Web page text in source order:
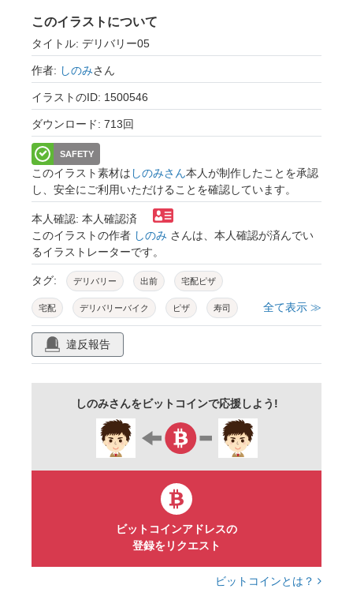
このイラストについて
タイトル: デリバリー05
作者: しのみさん
イラストのID: 1500546
ダウンロード: 713回
SAFETY
このイラスト素材は しのみさん本人が制作したことを承認
し、安全にご利用いただけることを確認しています。
本人確認: 本人確認済
このイラストの作者 しのみ さんは、本人確認が済んでい
るイラストレーターです。
タグ: デリバリー 出前 宅配ピザ
宅配 デリバリーバイク ピザ 寿司
かつ丼 丼物
仕出し ハンバーグ弁当 カレー バイク
全て表示 ≫
違反報告
しのみさんをビットコインで応援しよう!
ビットコインアドレスの
登録をリクエスト
ビットコインとは？